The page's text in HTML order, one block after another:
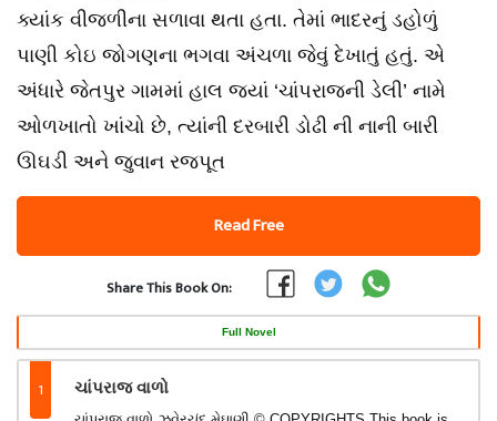
ક્યાંક વીજળીના સળાવા થતા હતા. તેમાં ભાદરનું ડહોળું
પાણી કોઇ જોગણના ભગવા અંચળા જેવું દેખાતું હતું. એ
અંધારે જેતપુર ગામમાં હાલ જ્યાં ‘ચાંપરાજની ડેલી’ નામે
ઓળખાતો ખાંચો છે, ત્યાંની દરબારી ડોઢી ની નાની બારી
ઊઘડી અને જુવાન રજપૂત
Read Free
Share This Book On:
Full Novel
1 ચાંપરાજ વાળો